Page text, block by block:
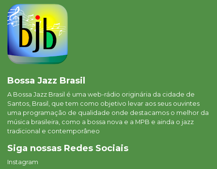
Bossa Jazz Brasil
A Bossa Jazz Brasil é uma web-rádio originária da cidade de
Santos, Brasil, que tem como objetivo levar aos seus ouvintes
uma programação de qualidade onde destacamos o melhor da
música brasileira, como a bossa nova e a MPB e ainda o jazz
tradicional e contemporâneo
Siga nossas Redes Sociais
Instagram